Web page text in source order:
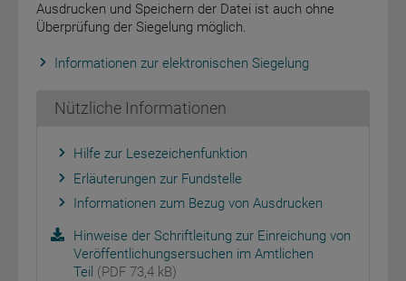
Ausdrucken und Speichern der Datei ist auch ohne
Überprüfung der Siegelung möglich.
Informationen zur elektronischen Siegelung
Nützliche Informationen
Hilfe zur Lesezeichenfunktion
Erläuterungen zur Fundstelle
Informationen zum Bezug von Ausdrucken
Hinweise der Schriftleitung zur Einreichung von
Veröffentlichungsersuchen im Amtlichen
Teil (PDF 73,4 kB)